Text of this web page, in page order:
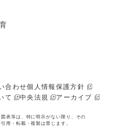
合わせ個人情報保護方針
て
中央法規 アーカイブ
表等は、特に明示がない限り、その
用・転載・複製は禁じます。